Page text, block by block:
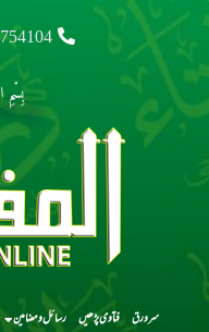
بِسْمِ
سرورق فتاوی پڑھیں رسائل و مضامین